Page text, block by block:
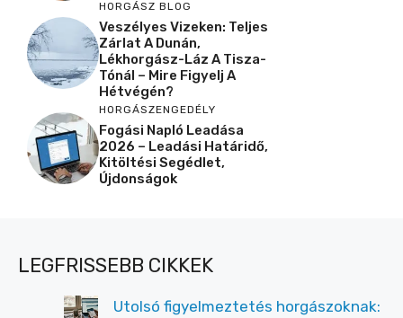
HORGÁSZ BLOG
Veszélyes Vizeken: Teljes
Zárlat A Dunán,
Lékhorgász-Láz A Tisza-
Tónál – Mire Figyelj A
Hétvégén?
HORGÁSZENGEDÉLY
Fogási Napló Leadása
2026 – Leadási Határidő,
Kitöltési Segédlet,
Újdonságok
LEGFRISSEBB CIKKEK
Utolsó figyelmeztetés horgászoknak: